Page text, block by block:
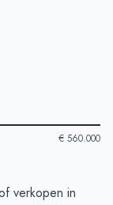
€ 560.000
verkopen in